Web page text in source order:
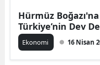
Hürmüz
Türkiye’nin Dev
Ekonomi 16 Nisan